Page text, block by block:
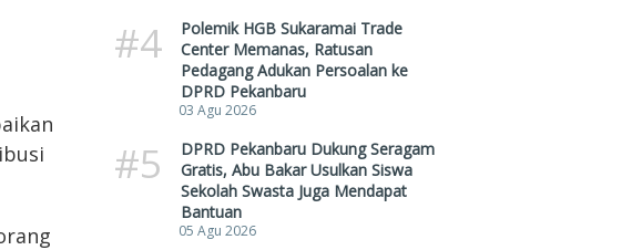
#4
Polemik HGB Sukaramai Trade
Center Memanas, Ratusan
Pedagang Adukan Persoalan ke
DPRD Pekanbaru
03 Agu 2026
#5
DPRD Pekanbaru Dukung Seragam
Gratis, Abu Bakar Usulkan Siswa
Sekolah Swasta Juga Mendapat
Bantuan
05 Agu 2026